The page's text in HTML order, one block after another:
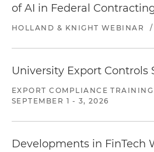
of AI in Federal
HOLLAND & KNIGHT WEBINAR /
University Export Controls
EXPORT COMPLIANCE
SEPTEMBER 1 - 3, 2026
Developments in FinTech